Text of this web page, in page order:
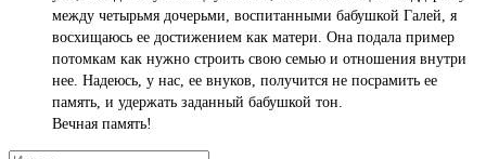
между четырьмя дочерьми, воспитанными бабушкой Галей, я
восхищаюсь ее достижением как матери. Она подала пример
потомкам как нужно строить свою семью и отношения внутри
нее. Надеюсь, у нас, ее внуков, получится не посрамить ее
память, и удержать заданный бабушкой тон.
Вечная память!